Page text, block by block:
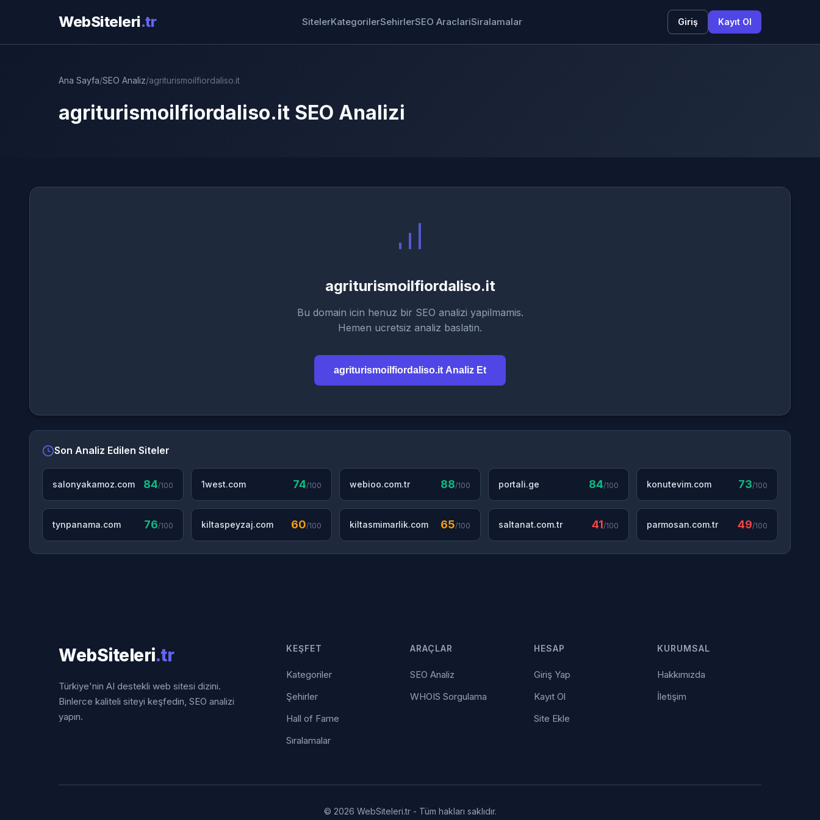
WebSiteleri.tr SitelerKategorilerSehirlerSEO AraclariSiralamalar Giriş Kayıt Ol
Ana Sayfa/SEO Analiz/agriturismoilfiordaliso.it
agriturismoilfiordaliso.it SEO Analizi
agriturismoilfiordaliso.it
Bu domain icin henuz bir SEO analizi yapilmamis.
Hemen ucretsiz analiz baslatin.
agriturismoilfiordaliso.it Analiz Et
Son Analiz Edilen Siteler
salonyakamoz.com 84/100 1west.com 74/100 webioo.com.tr 88/100 portali.ge 84/100 konutevim.com 73/100
tynpanama.com 76/100 kiltaspeyzaj.com 60/100 kiltasmimarlik.com 65/100 saltanat.com.tr 41/100 parmosan.com.tr 49/100
WebSiteleri.tr
Türkiye'nin AI destekli web sitesi dizini.
Binlerce kaliteli siteyi keşfedin, SEO analizi
yapın.
KEŞFET
Kategoriler
Şehirler
Hall of Fame
Sıralamalar
ARAÇLAR
SEO Analiz
WHOIS Sorgulama
HESAP
Giriş Yap
Kayıt Ol
Site Ekle
KURUMSAL
Hakkımızda
İletişim
© 2026 WebSiteleri.tr - Tüm hakları saklıdır.